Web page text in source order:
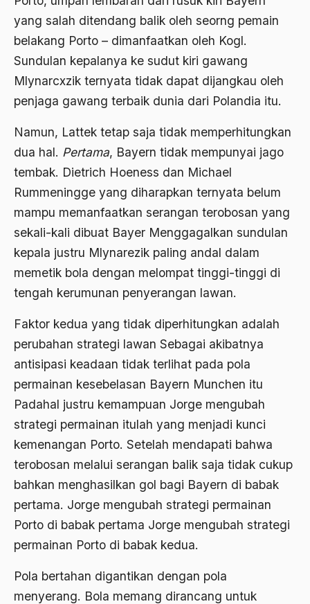
yang salah ditendang balik oleh seorng pemain
belakang Porto – dimanfaatkan oleh Kogl.
Sundulan kepalanya ke sudut kiri gawang
Mlynarcxzik ternyata tidak dapat dijangkau oleh
penjaga gawang terbaik dunia dari Polandia itu.
Namun, Lattek tetap saja tidak memperhitungkan
dua hal. Pertama, Bayern tidak mempunyai jago
tembak. Dietrich Hoeness dan Michael
Rummeningge yang diharapkan ternyata belum
mampu memanfaatkan serangan terobosan yang
sekali-kali dibuat Bayer Menggagalkan sundulan
kepala justru Mlynarezik paling andal dalam
memetik bola dengan melompat tinggi-tinggi di
tengah kerumunan penyerangan lawan.
Faktor kedua yang tidak diperhitungkan adalah
perubahan strategi lawan Sebagai akibatnya
antisipasi keadaan tidak terlihat pada pola
permainan kesebelasan Bayern Munchen itu
Padahal justru kemampuan Jorge mengubah
strategi permainan itulah yang menjadi kunci
kemenangan Porto. Setelah mendapati bahwa
terobosan melalui serangan balik saja tidak cukup
bahkan menghasilkan gol bagi Bayern di babak
pertama. Jorge mengubah strategi permainan
Porto di babak pertama Jorge mengubah strategi
permainan Porto di babak kedua.
Pola bertahan digantikan dengan pola
menyerang. Bola memang dirancang untuk
Agama di Asia
Agama Hukum
Agama Inovasi
Agama Islam
agama populer
Agamawan
Agenda Nasional
Agraria
agraris
Agus Miftah
Ahimsa
ahli fikih
Ahli Ilmu Agama
ahlul sunnah wal jamaah
Ahlussunnah
Ahlussunnah Wal jamaah
Ahmad Benbella